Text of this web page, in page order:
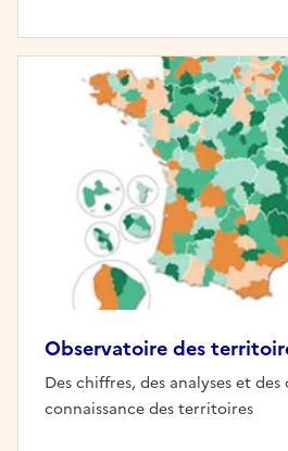
Observatoire des
Des chiffres, des analyses et
connaissance des territoires